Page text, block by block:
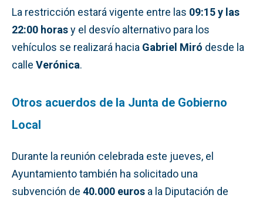
La restricción estará vigente entre las 09:15 y las
22:00 horasy el desvío alternativo para los
vehículos se realizará hacia Gabriel Miró desde la
calle Verónica.
Otros acuerdos de la Junta de Gobierno
Local
Durante la reunión celebrada este jueves, el
Ayuntamiento también ha solicitado una
subvención de 40.000 euros a la Diputación de